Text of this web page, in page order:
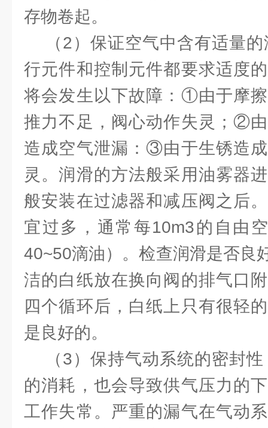
存物卷起。
（2）保证空气中含有适量的
行元件和控制元件都要求适度
将会发生以下故障：①由于摩
推力不足，阀心动作失灵；②
造成空气泄漏：③由于生锈造
灵。润滑的方法般采用油雾器
般安装在过滤器和减压阀之后
宜过多，通常每10m3的自由
40~50滴油）。检查润滑是否良
洁的白纸放在换向阀的排气口
四个循环后，白纸上只有很轻
是良好的。
（3）保持气动系统的密封性
的消耗，也会导致供气压力的
工作失常。严重的漏气在气动